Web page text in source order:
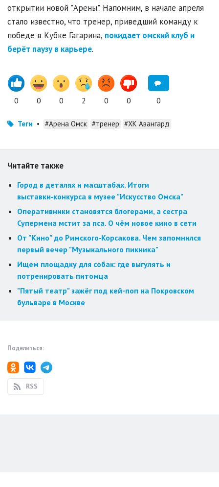
открытии новой "Арены". Напомним, в начале апреля
стало известно, что тренер, приведший команду к
победе в Кубке Гагарина, покидает омский клуб и
берёт паузу в карьере.
0 0 0 2 0 0 0
Теги • #Арена Омск #тренер #ХК Авангард
Читайте также
Город в деталях и масштабах. Итоги
выставки‑конкурса в музее "Искусство Омска"
Оперативники становятся блогерами, а сестра
Супермена мстит за пса. О чём новое кино в сети
От "Кино" до Римского‑Корсакова. Чем запомнился
первый вечер "Музыкального пикника"
Ищем площадку для собак: где выгулять и
потренировать питомца
"Пятый театр" зажёг под кей-поп на Покровском
бульваре в Москве
Поделиться:
RSS